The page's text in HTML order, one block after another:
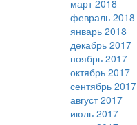
март 2018
февраль 2018
январь 2018
декабрь 2017
ноябрь 2017
октябрь 2017
сентябрь 2017
август 2017
июль 2017